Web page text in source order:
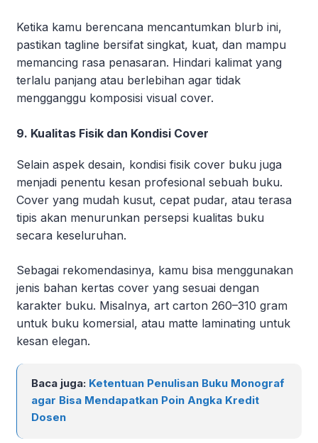
Ketika kamu berencana mencantumkan blurb ini,
pastikan tagline bersifat singkat, kuat, dan mampu
memancing rasa penasaran. Hindari kalimat yang
terlalu panjang atau berlebihan agar tidak
mengganggu komposisi visual cover.
9. Kualitas Fisik dan Kondisi Cover
Selain aspek desain, kondisi fisik cover buku juga
menjadi penentu kesan profesional sebuah buku.
Cover yang mudah kusut, cepat pudar, atau terasa
tipis akan menurunkan persepsi kualitas buku
secara keseluruhan.
Sebagai rekomendasinya, kamu bisa menggunakan
jenis bahan kertas cover yang sesuai dengan
karakter buku. Misalnya, art carton 260–310 gram
untuk buku komersial, atau matte laminating untuk
kesan elegan.
Baca juga: Ketentuan Penulisan Buku Monograf
agar Bisa Mendapatkan Poin Angka Kredit
Dosen